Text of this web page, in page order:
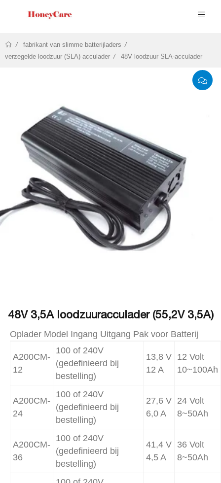
fabrikant van slimme batterijladers
verzegelde loodzuur (SLA) acculader
48V loodzuur SLA-acculader
48V 3,5A loodzuuracculader (55,2V 3,5A)
Oplader Model Ingang Uitgang Pak voor Batterij
A200CM-
12
100 of 240V
(gedefinieerd bij
bestelling)
13,8 V
12 A
12 Volt
10~100Ah
A200CM-
24
100 of 240V
(gedefinieerd bij
bestelling)
27,6 V
6,0 A
24 Volt
8~50Ah
A200CM-
36
100 of 240V
(gedefinieerd bij
bestelling)
41,4 V
4,5 A
36 Volt
8~50Ah